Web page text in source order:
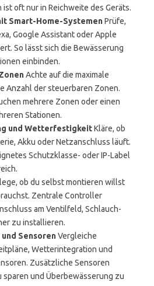
oft nur in Reichweite des Geräts.
Smart-Home-SystemenPrüfe,
Google Assistant oder Apple
So lässt sich die Bewässerung
einbinden.
Achte auf die maximale
Anzahl der steuerbaren Zonen.
mehrere Zonen oder einen
Stationen.
und WetterfestigkeitKläre, ob
Akku oder Netzanschluss läuft.
Schutzklasse- oder IP-Label
ob du selbst montieren willst
Zentrale Controller
am Ventilfeld, Schlauch-
zu installieren.
SensorenVergleiche
Wetterintegration und
Zusätzliche Sensoren
sparen und Überbewässerung zu